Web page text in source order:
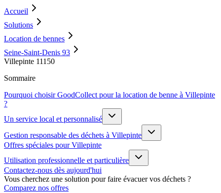
Accueil
Solutions
Location de bennes
Seine-Saint-Denis 93
Villepinte 11150
Sommaire
Pourquoi choisir GoodCollect pour la location de benne à Villepinte
?
Un service local et personnalisé
Gestion responsable des déchets à Villepinte
Offres spéciales pour Villepinte
Utilisation professionnelle et particulière
Contactez-nous dès aujourd'hui
Vous cherchez une solution pour faire évacuer vos déchets ?
Comparez nos offres